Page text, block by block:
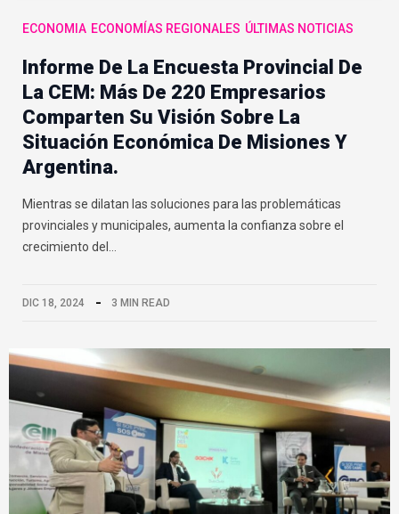
ECONOMIA ECONOMÍAS REGIONALES ÚLTIMAS NOTICIAS
Informe De La Encuesta Provincial De
La CEM: Más De 220 Empresarios
Comparten Su Visión Sobre La
Situación Económica De Misiones Y
Argentina.
Mientras se dilatan las soluciones para las problemáticas
provinciales y municipales, aumenta la confianza sobre el
crecimiento del…
DIC 18, 2024 3 MIN READ